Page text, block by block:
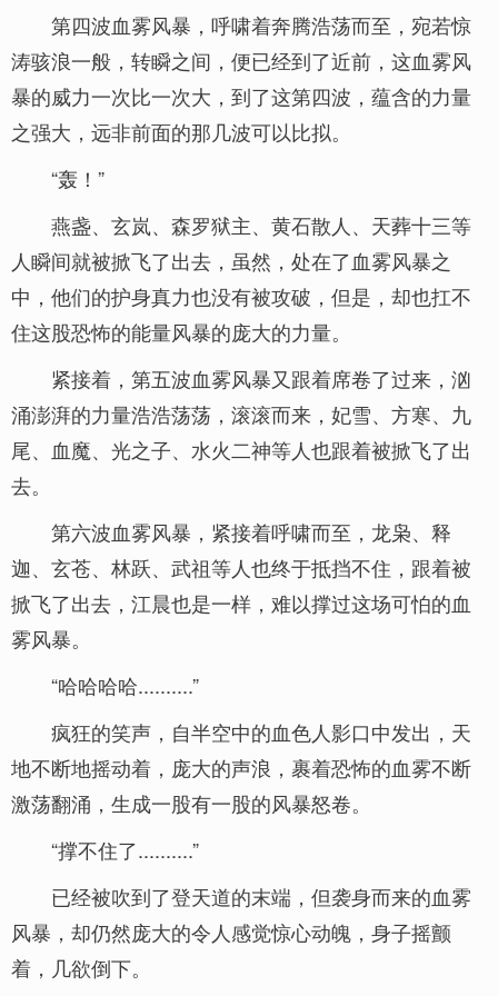
第四波血雾风暴，呼啸着奔腾浩荡而至，宛若惊
涛骇浪一般，转瞬之间，便已经到了近前，这血雾风
暴的威力一次比一次大，到了这第四波，蕴含的力量
之强大，远非前面的那几波可以比拟。
“轰！”
燕盏、玄岚、森罗狱主、黄石散人、天葬十三等
人瞬间就被掀飞了出去，虽然，处在了血雾风暴之
中，他们的护身真力也没有被攻破，但是，却也扛不
住这股恐怖的能量风暴的庞大的力量。
紧接着，第五波血雾风暴又跟着席卷了过来，汹
涌澎湃的力量浩浩荡荡，滚滚而来，妃雪、方寒、九
尾、血魔、光之子、水火二神等人也跟着被掀飞了出
去。
第六波血雾风暴，紧接着呼啸而至，龙枭、释
迦、玄苍、林跃、武祖等人也终于抵挡不住，跟着被
掀飞了出去，江晨也是一样，难以撑过这场可怕的血
雾风暴。
“哈哈哈哈..........”
疯狂的笑声，自半空中的血色人影口中发出，天
地不断地摇动着，庞大的声浪，裹着恐怖的血雾不断
激荡翻涌，生成一股有一股的风暴怒卷。
“撑不住了..........”
已经被吹到了登天道的末端，但袭身而来的血雾
风暴，却仍然庞大的令人感觉惊心动魄，身子摇颤
着，几欲倒下。